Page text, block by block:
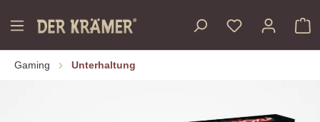
Gaming Unterhaltung